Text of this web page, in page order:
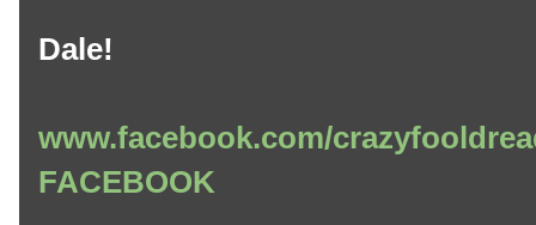
Dale!
www.facebook.com/
FACEBOOK